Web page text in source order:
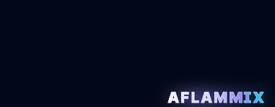
AFLAMMIX